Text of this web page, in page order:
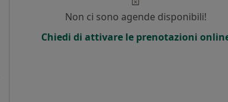
Non ci sono agende disponibili!
Chiedi di attivare le prenotazioni